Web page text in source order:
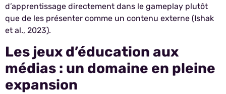
d’apprentissage directement dans le gameplay plutôt
que de les présenter comme un contenu externe (Ishak
et al., 2023).
Les jeux d’éducation aux
médias : un domaine en pleine
expansion